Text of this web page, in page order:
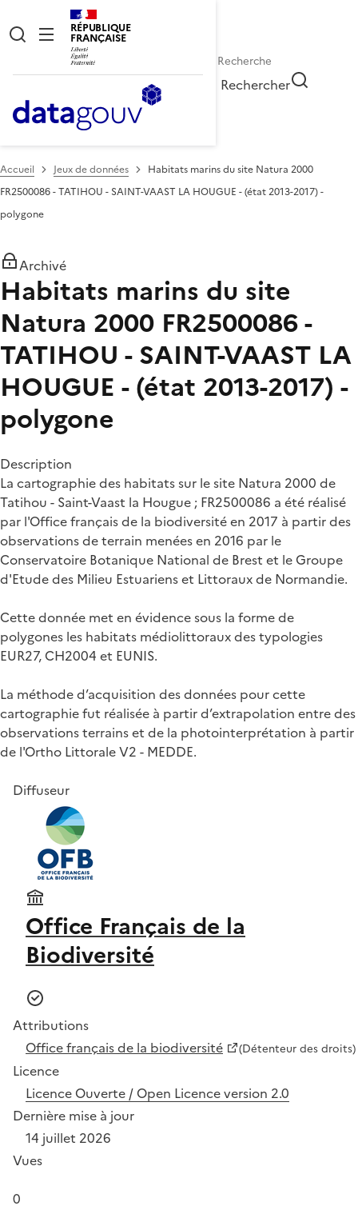
RÉPUBLIQUE
FRANÇAISE
Rechercher
Accueil Jeux de données
Habitats marins du site Natura 2000
FR2500086 - TATIHOU - SAINT-VAAST LA HOUGUE - (état 2013-2017) -
polygone
Archivé
Habitats marins du site
Natura 2000 FR2500086 -
TATIHOU - SAINT-VAAST LA
HOUGUE - (état 2013-2017) -
polygone
Description
La cartographie des habitats sur le site Natura 2000 de
Tatihou - Saint-Vaast la Hougue ; FR2500086 a été réalisé
par l'Office français de la biodiversité en 2017 à partir des
observations de terrain menées en 2016 par le
Conservatoire Botanique National de Brest et le Groupe
d'Etude des Milieu Estuariens et Littoraux de Normandie.
Cette donnée met en évidence sous la forme de
polygones les habitats médiolittoraux des typologies
EUR27, CH2004 et EUNIS.
La méthode d’acquisition des données pour cette
cartographie fut réalisée à partir d’extrapolation entre des
observations terrains et de la photointerprétation à partir
de l'Ortho Littorale V2 - MEDDE.
Diffuseur
Office Français de la
Biodiversité
Attributions
Office français de la biodiversité
(Détenteur des droits)
Licence
Licence Ouverte / Open Licence version 2.0
Dernière mise à jour
14 juillet 2026
Vues
0